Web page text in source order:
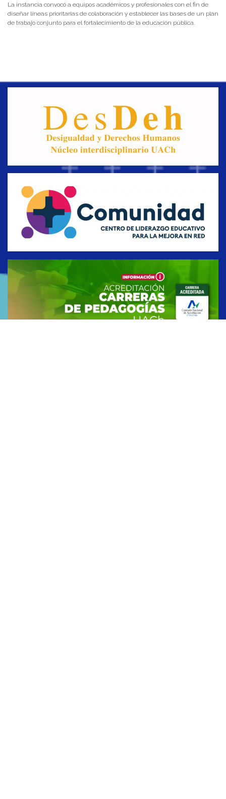
La instancia convocó a equipos académicos y profesionales con el fin de
diseñar líneas prioritarias de colaboración y establecer las bases de un plan
de trabajo conjunto para el fortalecimiento de la educación pública.